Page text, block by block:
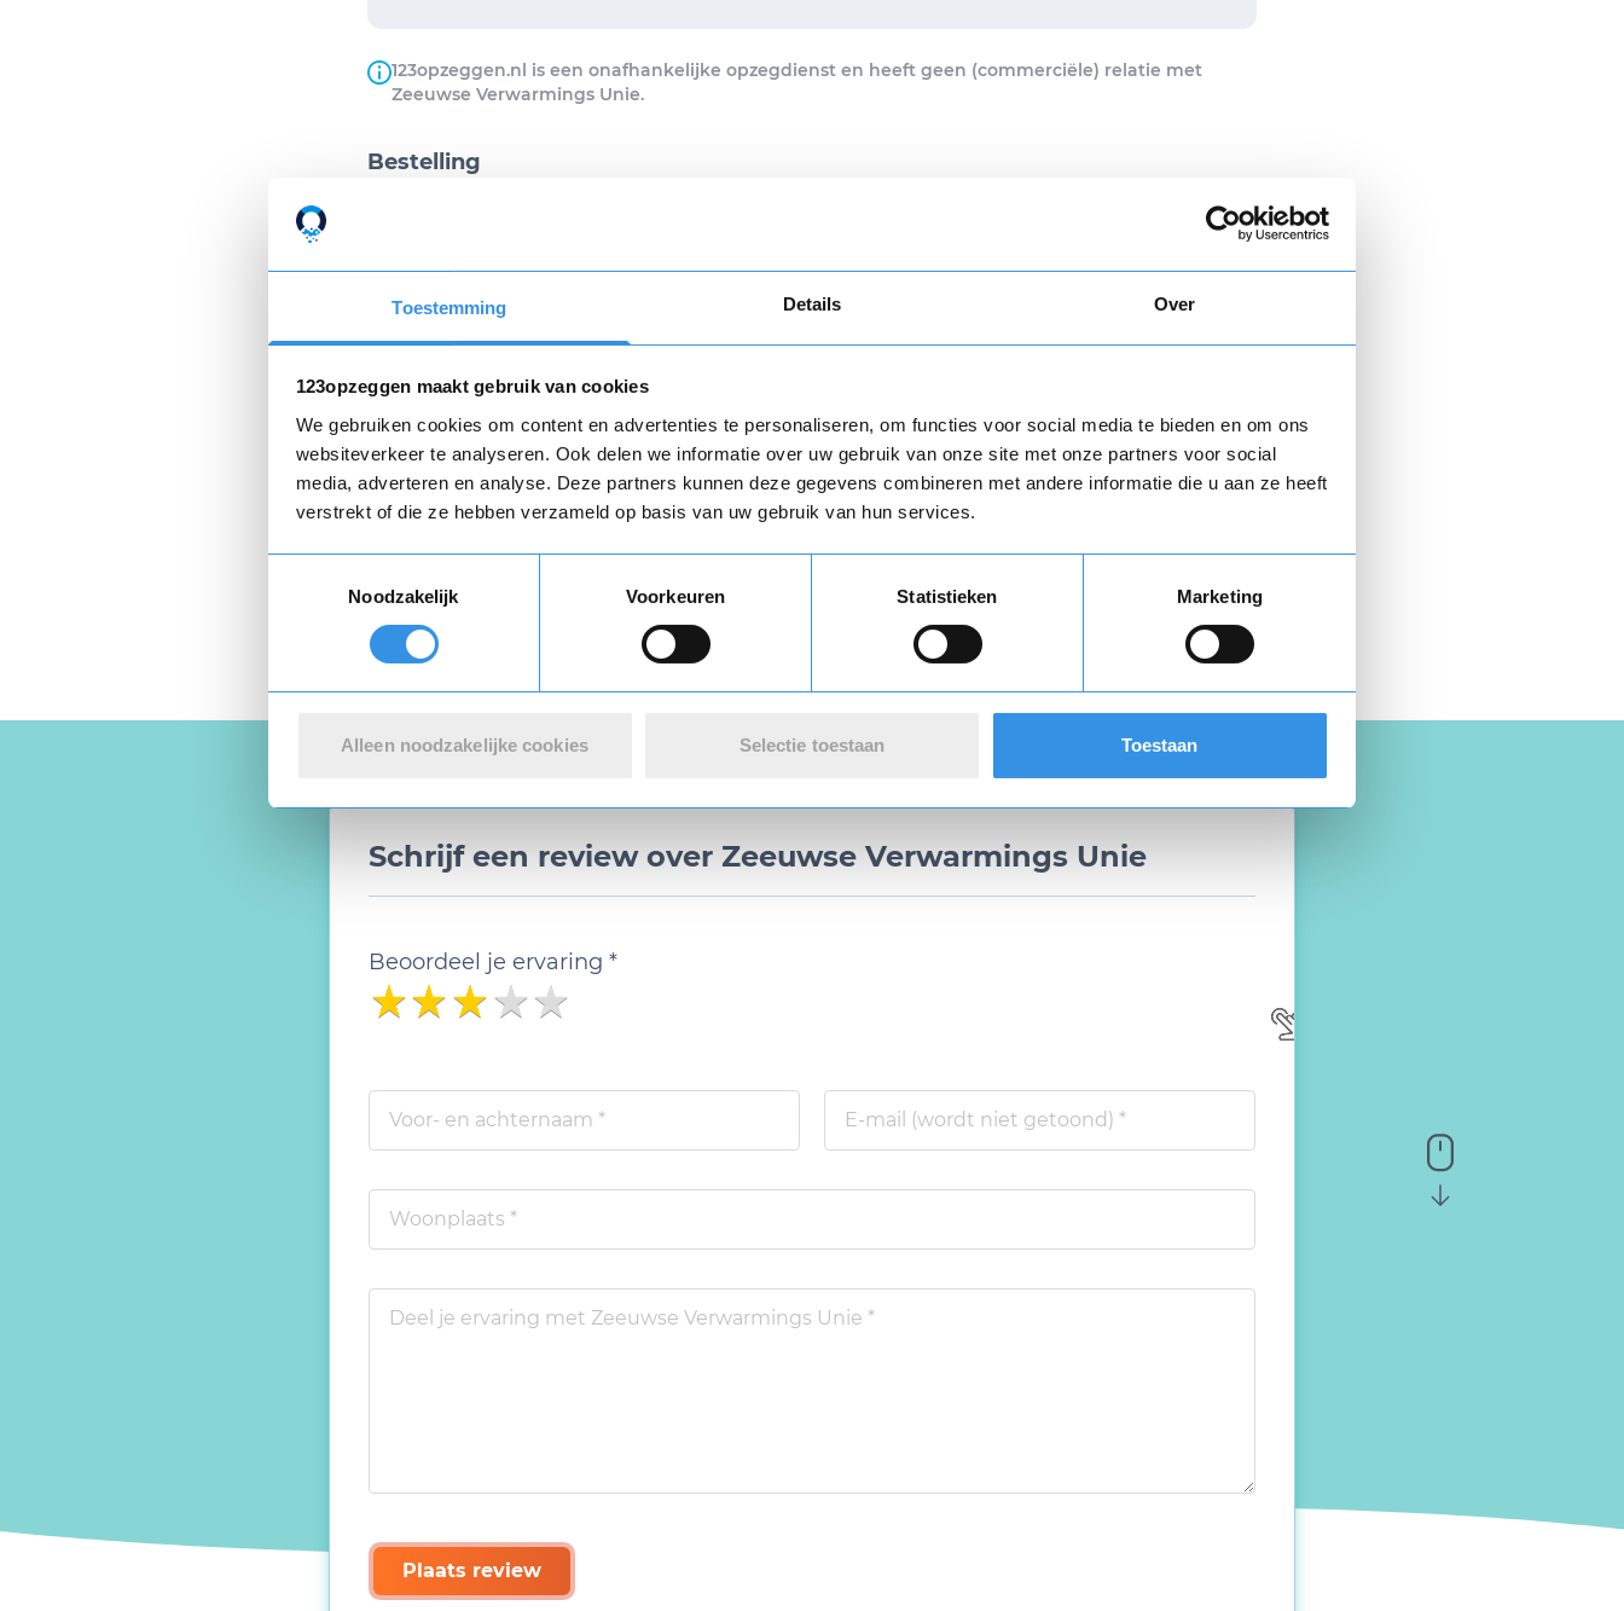
Toestemming Details Over
123opzeggen maakt gebruik van cookies
We gebruiken cookies om content en advertenties te personaliseren, om functies voor social media te bieden en om ons
websiteverkeer te analyseren. Ook delen we informatie over uw gebruik van onze site met onze partners voor social
media, adverteren en analyse. Deze partners kunnen deze gegevens combineren met andere informatie die u aan ze heeft
verstrekt of die ze hebben verzameld op basis van uw gebruik van hun services.
Noodzakelijk
Voorkeuren Statistieken Marketing
Alleen noodzakelijke cookies Selectie toestaan Toestaan
123opzeggen.nl is een onafhankelijke opzegdienst en heeft geen (commerciële) relatie met
Zeeuwse Verwarmings Unie.
Bestelling
Ik ga akkoord met dealgemene voorwaarden
Verstuur mijn opzegging
Privacyverklaring enalgemene voorwaardenzijn van toepassing.
Download hier gratis je
opzegbrief
Schrijf een review over Zeeuwse Verwarmings Unie
Beoordeel je ervaring *
Plaats review